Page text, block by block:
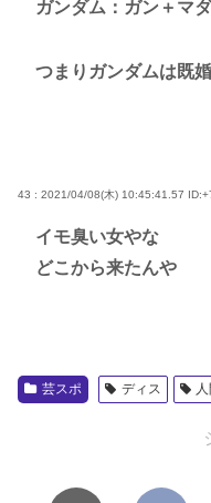
ガンダム：ガン＋マ
つまりガンダムは既
43 : 2021/04/08(木) 10:45:41.57
イモ臭い女やな
どこから来たんや
芸スポ ディス